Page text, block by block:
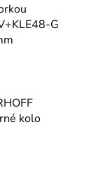
G
kolo